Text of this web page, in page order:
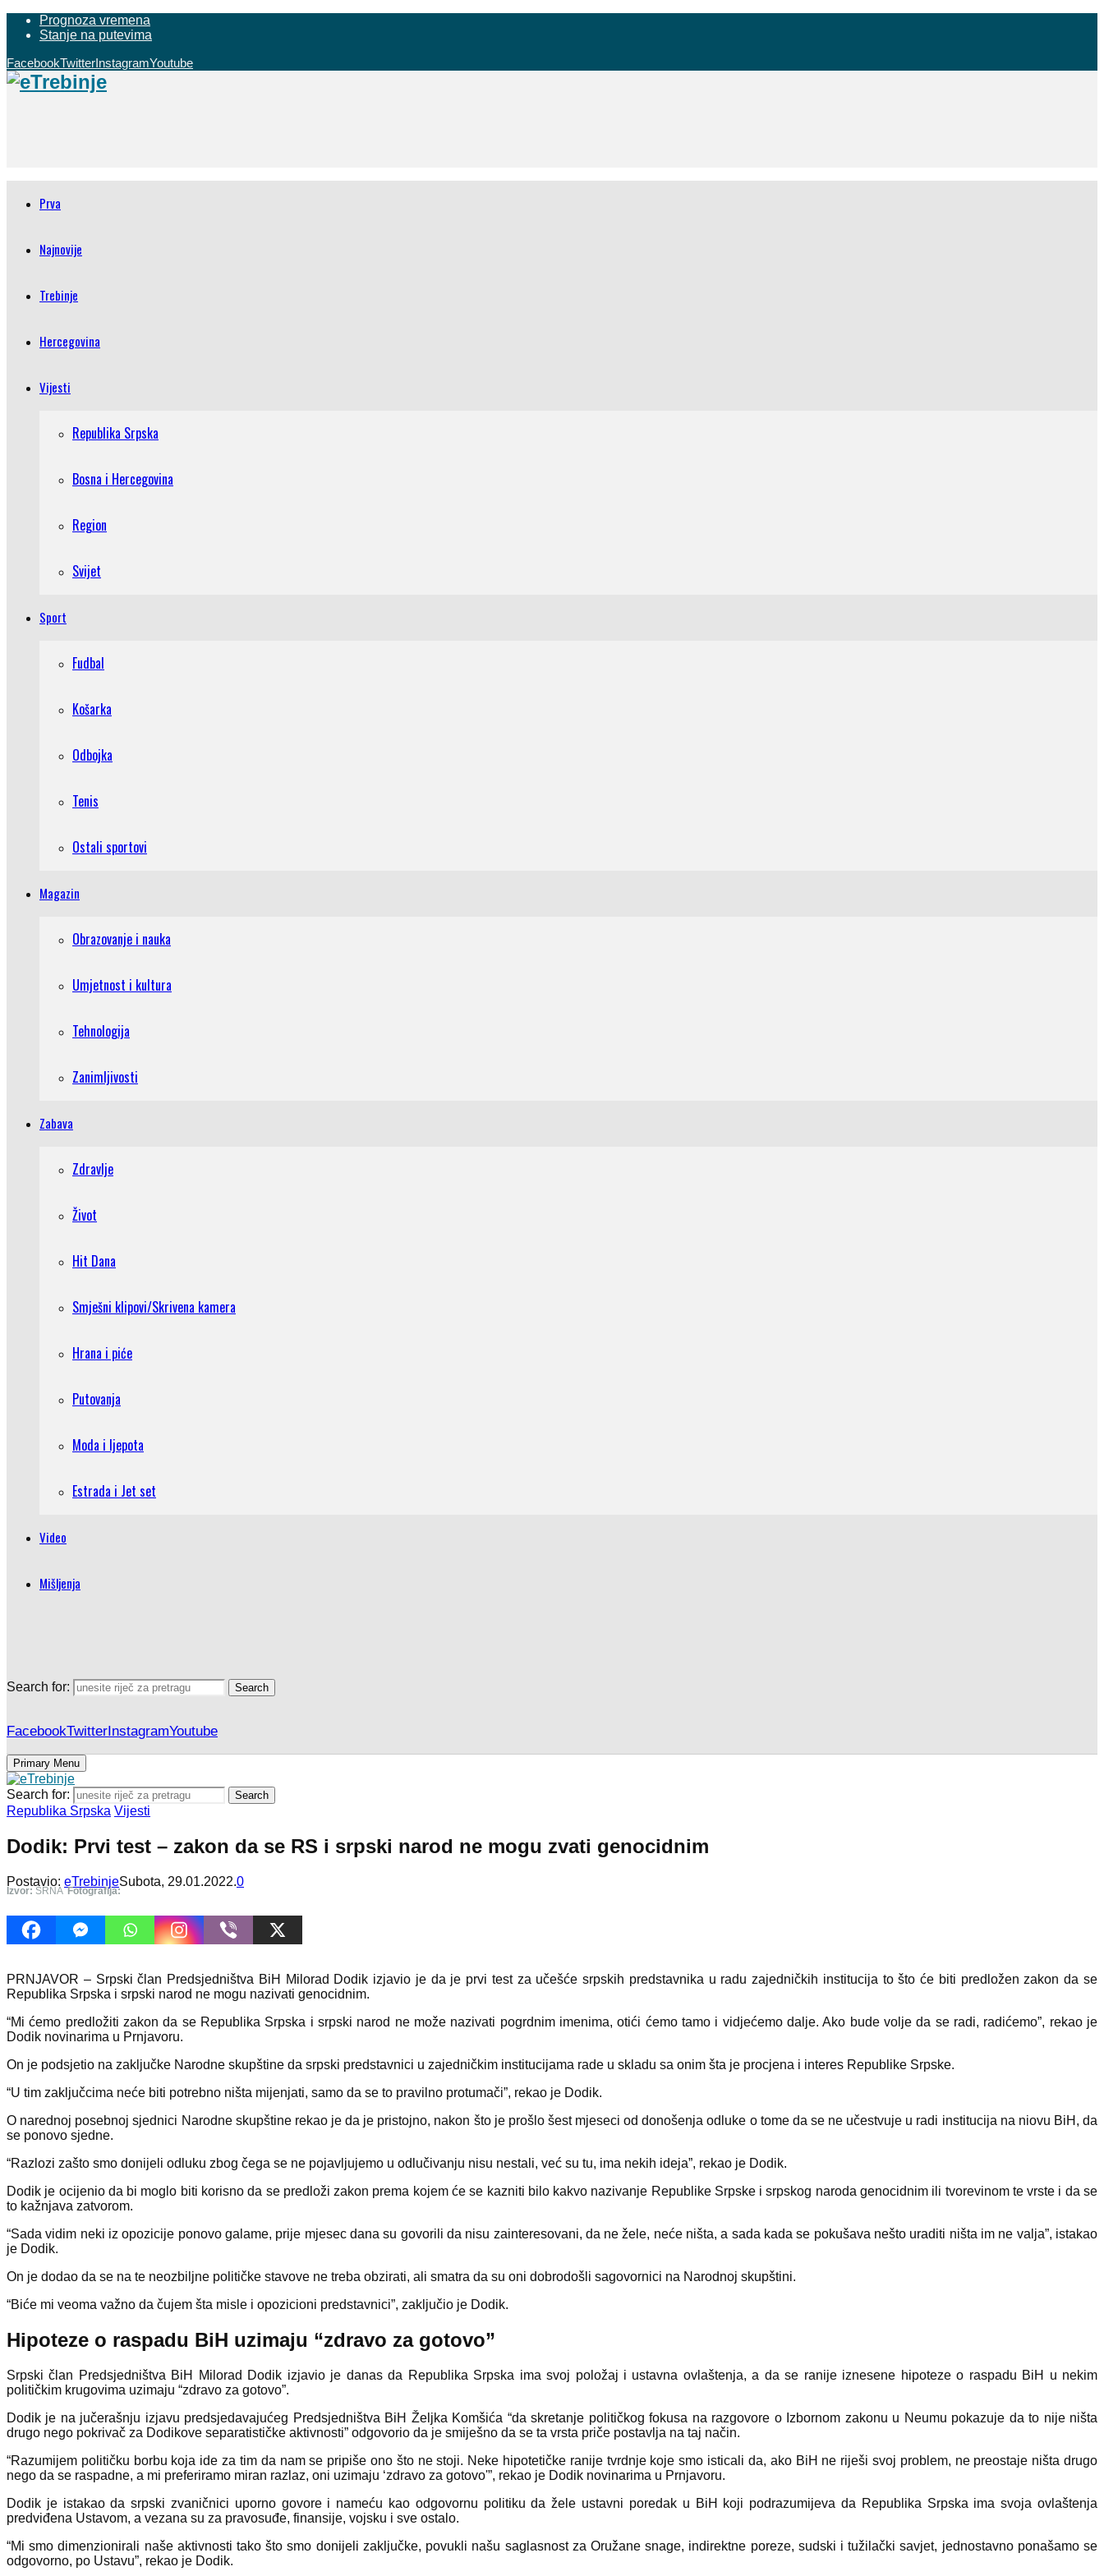
Prognoza vremena
Stanje na putevima
FacebookTwitterInstagramYoutube
Prva
Najnovije
Trebinje
Hercegovina
Vijesti
Republika Srpska
Bosna i Hercegovina
Region
Svijet
Sport
Fudbal
Košarka
Odbojka
Tenis
Ostali sportovi
Magazin
Obrazovanje i nauka
Umjetnost i kultura
Tehnologija
Zanimljivosti
Zabava
Zdravlje
Život
Hit Dana
Smješni klipovi/Skrivena kamera
Hrana i piće
Putovanja
Moda i ljepota
Estrada i Jet set
Video
Mišljenja
Search for: Search
FacebookTwitterInstagramYoutube
Primary Menu
Search for: Search
Republika Srpska Vijesti
Dodik: Prvi test – zakon da se RS i srpski narod ne mogu zvati genocidnim
Postavio: eTrebinjeSubota, 29.01.2022.0
Izvor: SRNA Fotografija:
PRNJAVOR – Srpski član Predsjedništva BiH Milorad Dodik izjavio je da je prvi test za učešće srpskih predstavnika u radu zajedničkih institucija to što će biti predložen zakon da se
Republika Srpska i srpski narod ne mogu nazivati genocidnim.
“Mi ćemo predložiti zakon da se Republika Srpska i srpski narod ne može nazivati pogrdnim imenima, otići ćemo tamo i vidjećemo dalje. Ako bude volje da se radi, radićemo”, rekao je
Dodik novinarima u Prnjavoru.
On je podsjetio na zaključke Narodne skupštine da srpski predstavnici u zajedničkim institucijama rade u skladu sa onim šta je procjena i interes Republike Srpske.
“U tim zaključcima neće biti potrebno ništa mijenjati, samo da se to pravilno protumači”, rekao je Dodik.
O narednoj posebnoj sjednici Narodne skupštine rekao je da je pristojno, nakon što je prošlo šest mjeseci od donošenja odluke o tome da se ne učestvuje u radi institucija na niovu BiH, da
se ponovo sjedne.
“Razlozi zašto smo donijeli odluku zbog čega se ne pojavljujemo u odlučivanju nisu nestali, već su tu, ima nekih ideja”, rekao je Dodik.
Dodik je ocijenio da bi moglo biti korisno da se predloži zakon prema kojem će se kazniti bilo kakvo nazivanje Republike Srpske i srpskog naroda genocidnim ili tvorevinom te vrste i da se
to kažnjava zatvorom.
“Sada vidim neki iz opozicije ponovo galame, prije mjesec dana su govorili da nisu zainteresovani, da ne žele, neće ništa, a sada kada se pokušava nešto uraditi ništa im ne valja”, istakao
je Dodik.
On je dodao da se na te neozbiljne političke stavove ne treba obzirati, ali smatra da su oni dobrodošli sagovornici na Narodnoj skupštini.
“Biće mi veoma važno da čujem šta misle i opozicioni predstavnici”, zaključio je Dodik.
Hipoteze o raspadu BiH uzimaju “zdravo za gotovo”
Srpski član Predsjedništva BiH Milorad Dodik izjavio je danas da Republika Srpska ima svoj položaj i ustavna ovlaštenja, a da se ranije iznesene hipoteze o raspadu BiH u nekim
političkim krugovima uzimaju “zdravo za gotovo”.
Dodik je na jučerašnju izjavu predsjedavajućeg Predsjedništva BiH Željka Komšića “da skretanje političkog fokusa na razgovore o Izbornom zakonu u Neumu pokazuje da to nije ništa
drugo nego pokrivač za Dodikove separatističke aktivnosti” odgovorio da je smiješno da se ta vrsta priče postavlja na taj način.
“Razumijem političku borbu koja ide za tim da nam se pripiše ono što ne stoji. Neke hipotetičke ranije tvrdnje koje smo isticali da, ako BiH ne riješi svoj problem, ne preostaje ništa drugo
nego da se raspadne, a mi preferiramo miran razlaz, oni uzimaju ‘zdravo za gotovo'”, rekao je Dodik novinarima u Prnjavoru.
Dodik je istakao da srpski zvaničnici uporno govore i nameću kao odgovornu politiku da žele ustavni poredak u BiH koji podrazumijeva da Republika Srpska ima svoja ovlaštenja
predviđena Ustavom, a vezana su za pravosuđe, finansije, vojsku i sve ostalo.
“Mi smo dimenzionirali naše aktivnosti tako što smo donijeli zaključke, povukli našu saglasnost za Oružane snage, indirektne poreze, sudski i tužilački savjet, jednostavno ponašamo se
odgovorno, po Ustavu”, rekao je Dodik.